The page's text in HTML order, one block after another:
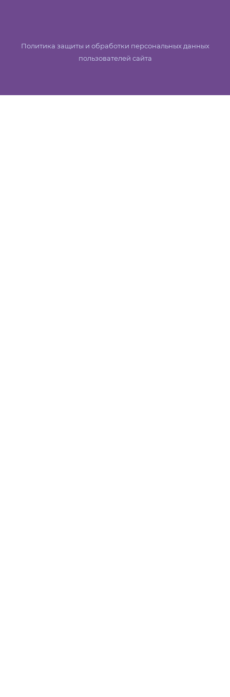
Политика защиты и обработки персональных данных
пользователей сайта